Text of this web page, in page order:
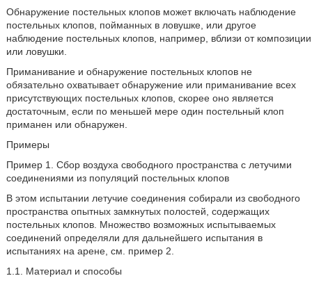
Обнаружение постельных клопов может включать наблюдение
постельных клопов, пойманных в ловушке, или другое
наблюдение постельных клопов, например, вблизи от композиции
или ловушки.
Приманивание и обнаружение постельных клопов не
обязательно охватывает обнаружение или приманивание всех
присутствующих постельных клопов, скорее оно является
достаточным, если по меньшей мере один постельный клоп
приманен или обнаружен.
Примеры
Пример 1. Сбор воздуха свободного пространства с летучими
соединениями из популяций постельных клопов
В этом испытании летучие соединения собирали из свободного
пространства опытных замкнутых полостей, содержащих
постельных клопов. Множество возможных испытываемых
соединений определяли для дальнейшего испытания в
испытаниях на арене, см. пример 2.
1.1. Материал и способы